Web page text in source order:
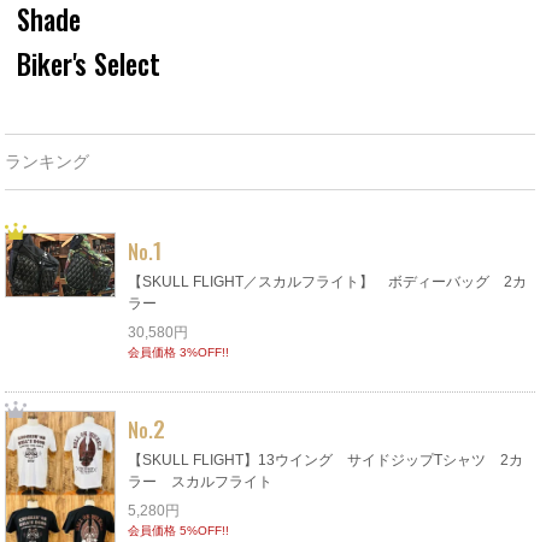
Shade
Biker's Select
ランキング
No.1
【SKULL FLIGHT／スカルフライト】 ボディーバッグ 2カ
ラー
30,580円
会員価格 3%OFF!!
No.2
【SKULL FLIGHT】13ウイング サイドジップTシャツ 2カ
ラー スカルフライト
5,280円
会員価格 5%OFF!!